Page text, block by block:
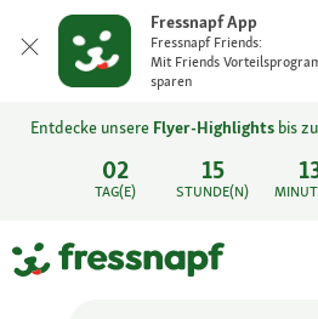
Fressnapf App
Fressnapf Friends:
Mit Friends
sparen
02
TAG(E)
15
STUNDE(N)
Entdecke unsere Flyer-Highlights bis